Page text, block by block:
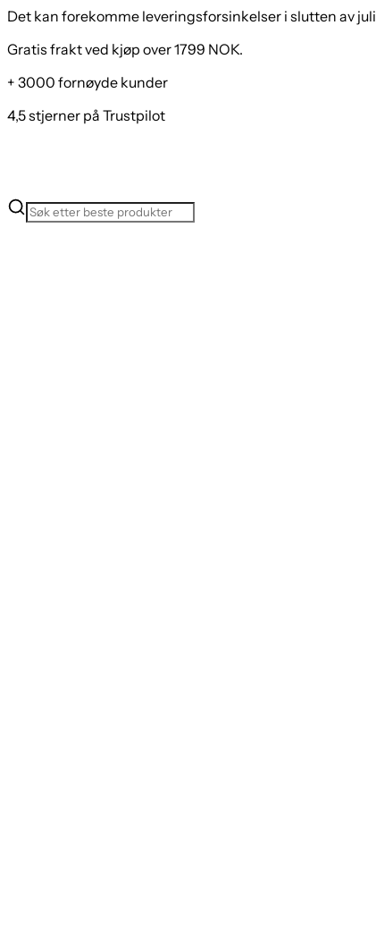
Det kan forekomme leveringsforsinkelser i slutten av juli
Gratis frakt ved kjøp over 1799 NOK.
+ 3000 fornøyde kunder
4,5 stjerner på Trustpilot